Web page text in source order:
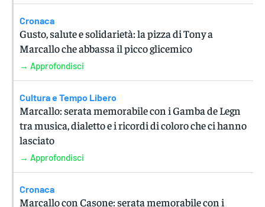
Cronaca
Gusto, salute e solidarietà: la pizza di Tony a
Marcallo che abbassa il picco glicemico
→ Approfondisci
Cultura e Tempo Libero
Marcallo: serata memorabile con i Gamba de Legn
tra musica, dialetto e i ricordi di coloro che ci hanno
lasciato
→ Approfondisci
Cronaca
Marcallo con Casone: serata memorabile con i